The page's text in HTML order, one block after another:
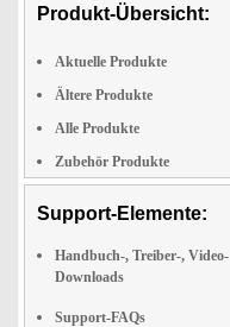
Produkt-Übersicht:
Aktuelle Produkte
Ältere Produkte
Alle Produkte
Zubehör Produkte
Support-Elemente:
Handbuch-, Treiber-, Video-
Downloads
Support-FAQs